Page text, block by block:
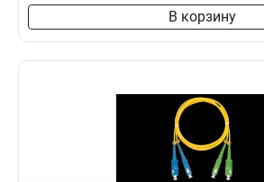
В корзину